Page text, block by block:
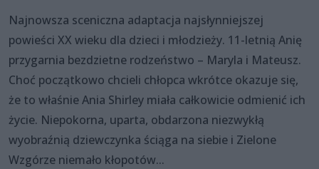
Najnowsza sceniczna adaptacja najsłynniejszej
powieści XX wieku dla dzieci i młodzieży. 11-letnią Anię
przygarnia bezdzietne rodzeństwo – Maryla i Mateusz.
Choć początkowo chcieli chłopca wkrótce okazuje się,
że to właśnie Ania Shirley miała całkowicie odmienić ich
życie. Niepokorna, uparta, obdarzona niezwykłą
wyobraźnią dziewczynka ściąga na siebie i Zielone
Wzgórze niemało kłopotów...